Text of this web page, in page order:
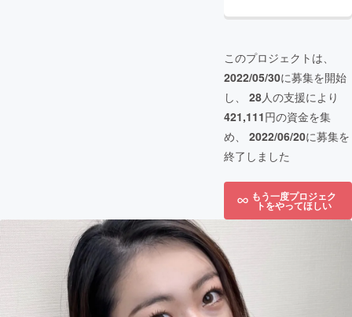
このプロジェクトは、
2022/05/30に募集を開始
し、 28人の支援により
421,111円の資金を集
め、 2022/06/20に募集を
終了しました
もう一度プロジェク
トをやってほしい